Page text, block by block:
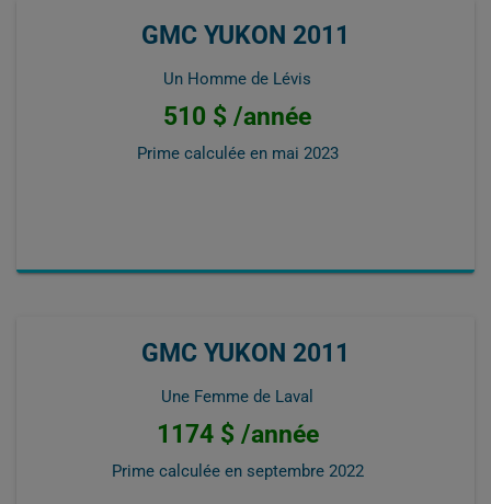
GMC YUKON 2011
Un Homme de Lévis
510 $ /année
Prime calculée en mai 2023
GMC YUKON 2011
Une Femme de Laval
1174 $ /année
Prime calculée en septembre 2022